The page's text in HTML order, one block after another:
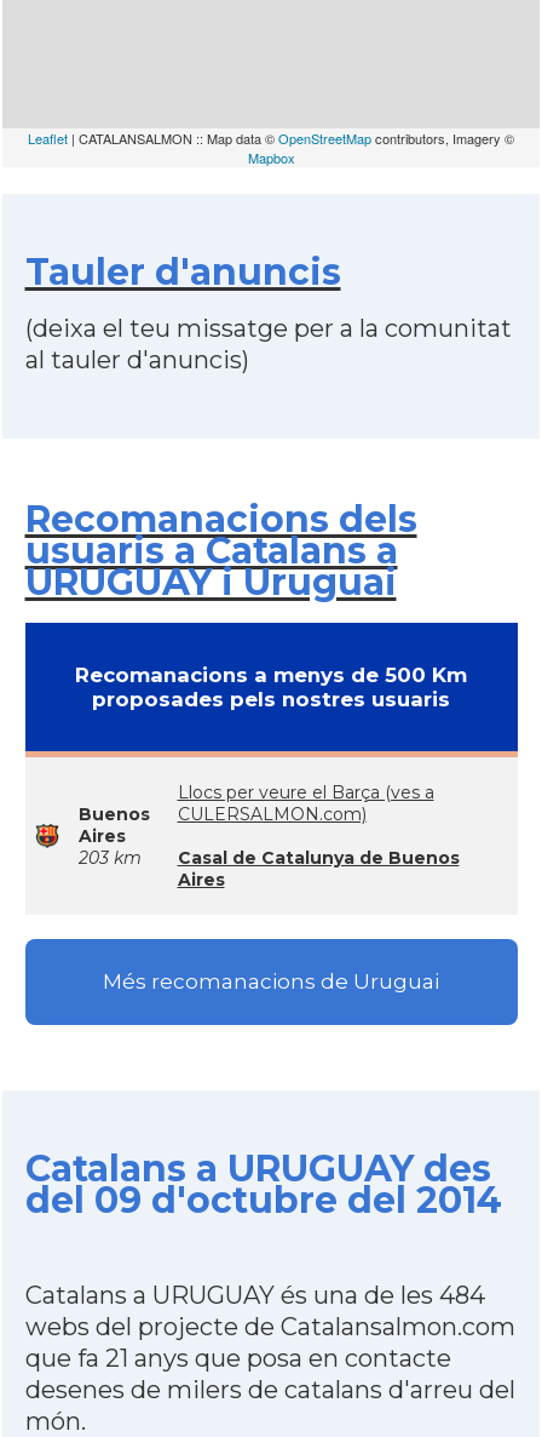
Leaflet | CATALANSALMON :: Map data ©OpenStreetMapcontributors, Imagery ©
Mapbox
Tauler d'anuncis
(deixa el teu missatge per a la comunitat
al tauler d'anuncis)
Recomanacions dels
usuaris a Catalans a
URUGUAY i Uruguai
Recomanacions a menys de 500 Km
proposades pels nostres usuaris
Buenos
Aires
203 km
Llocs per veure el Barça (ves a
CULERSALMON.com)
Casal de Catalunya de Buenos
Aires
Més recomanacions de Uruguai
Catalans a URUGUAY des
del 09 d'octubre del 2014
Catalans a URUGUAY és una de les 484
webs del projecte de Catalansalmon.com
que fa 21 anys que posa en contacte
desenes de milers de catalans d'arreu del
món.